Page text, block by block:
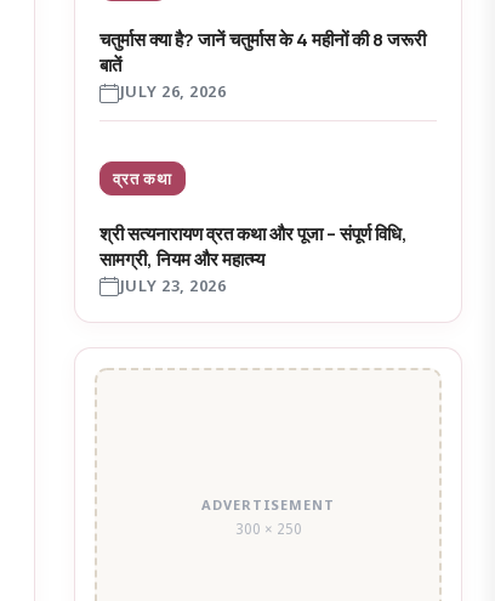
चतुर्मास क्या है? जानें चतुर्मास के 4 महीनों की 8 जरूरी
बातें
JULY 26, 2026
व्रत कथा
श्री सत्यनारायण व्रत कथा और पूजा – संपूर्ण विधि,
सामग्री, नियम और महात्म्य
JULY 23, 2026
ADVERTISEMENT
300 × 250